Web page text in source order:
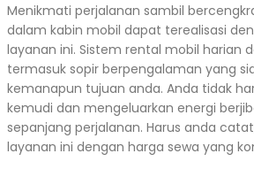
Menikmati perjalanan sambil
dalam kabin mobil dapat terealisasi
layanan ini. Sistem rental mobil harian
termasuk sopir berpengalaman yang
kemanapun tujuan anda. Anda tidak
kemudi dan mengeluarkan energi
sepanjang perjalanan. Harus anda
layanan ini dengan harga sewa yang